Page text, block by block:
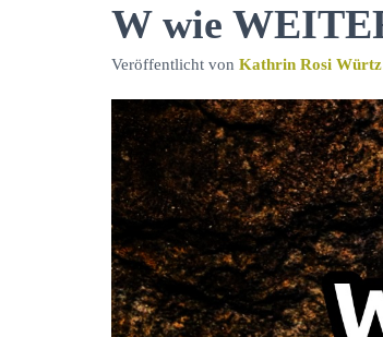
W wie
Veröffentlicht von Kathrin Rosi Würtz